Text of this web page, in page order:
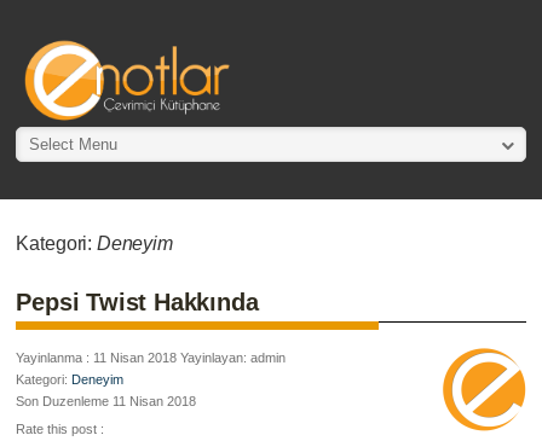
Select Menu
Kategori: Deneyim
Pepsi Twist Hakkında
Yayinlanma : 11 Nisan 2018 Yayinlayan: admin
Kategori: Deneyim
Son Duzenleme 11 Nisan 2018
Rate this post :